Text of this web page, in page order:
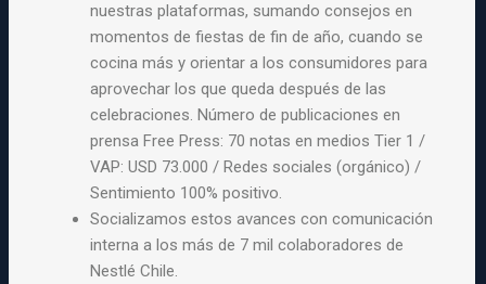
nuestras plataformas, sumando consejos en
momentos de fiestas de fin de año, cuando se
cocina más y orientar a los consumidores para
aprovechar los que queda después de las
celebraciones. Número de publicaciones en
prensa Free Press: 70 notas en medios Tier 1 /
VAP: USD 73.000 / Redes sociales (orgánico) /
Sentimiento 100% positivo.
Socializamos estos avances con comunicación
interna a los más de 7 mil colaboradores de
Nestlé Chile.